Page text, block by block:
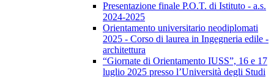
Presentazione finale P.O.T. di Istituto - a.s.
2024-2025
Orientamento universitario neodiplomati
2025 - Corso di laurea in Ingegneria edile -
architettura
“Giornate di Orientamento IUSS”, 16 e 17
luglio 2025 presso l’Università degli Studi